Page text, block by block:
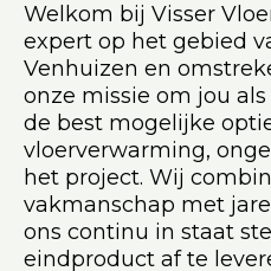
Welkom bij Visser
expert op het gebied
Venhuizen en
onze missie om jou
de best mogelijke
vloerverwarming,
het project. Wij
vakmanschap met
ons continu in staat
eindproduct af te